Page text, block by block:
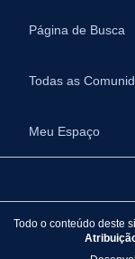
Página de Busca
Todas as
Meu Espaço
Todo o conteúdo deste